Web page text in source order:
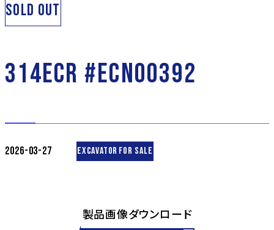
SOLD OUT
314ECR #ECN00392
2026-03-27 EXCAVATOR FOR SALE
製品画像ダウンロード